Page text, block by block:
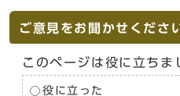
ご意見をお聞かせくださ
このページは役に立ちま
役に立った